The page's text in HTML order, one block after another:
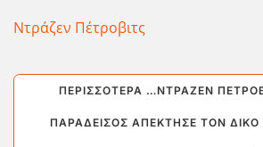
Ντράζεν Πέτροβιτς
ΠΕΡΙΣΣΌΤΕΡΑ …ΝΤΡΆΖΕΝ
ΠΑΡΆΔΕΙΣΟΣ ΑΠΈΚΤΗΣΕ ΤΟΝ ΔΙΚΌ